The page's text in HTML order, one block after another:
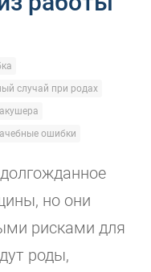
случай при родах
ошибки
но они
рисками для
роды,